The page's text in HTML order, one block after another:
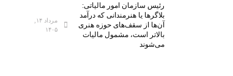
رئیس سازمان امور مالیاتی:
بلاگر‌ها یا هنرمندانی که درآمد
آن‌ها از سقف‌های حوزه هنری
بالاتر است، مشمول مالیات
می‌شوند
۱۴۰۵